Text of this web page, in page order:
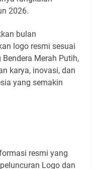
2026.
bulan
logo resmi sesuai
Merah Putih,
karya, inovasi, dan
yang semakin
resmi yang
Logo dan